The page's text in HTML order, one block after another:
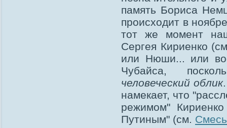
память Бориса
происходит в
тот же момент
Сергея Кириенко
или Нюши... или
Чубайса,
человеческий облик
намекает, что
режимом"
Путиным" (см.